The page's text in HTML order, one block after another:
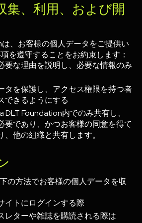
集、利用、および開
、お客様の個人データをご提供い
を遵守することをお約束します：
要な理由を説明し、必要な情報のみ
タを保護し、アクセス権限を持つ者
できるようにする
DLT Foundation内でのみ共有し、
要であり、かつお客様の同意を得て
、他の組織と共有します。
の方法でお客様の個人データを収
イトにログインする際
レターや雑誌を購読される際は